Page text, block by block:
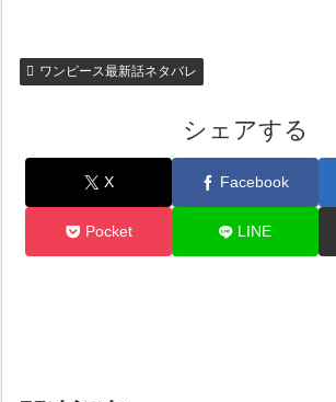
ワンピース最新話ネタバレ
シェアする
X Facebook
Pocket LINE